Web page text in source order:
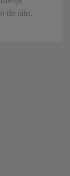
de site.